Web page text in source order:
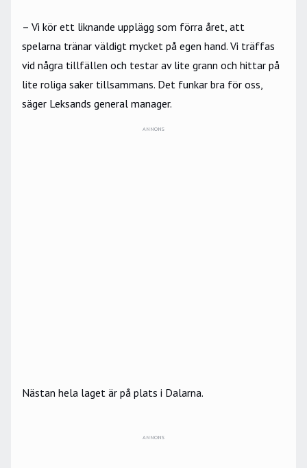
– Vi kör ett liknande upplägg som förra året, att
spelarna tränar väldigt mycket på egen hand. Vi träffas
vid några tillfällen och testar av lite grann och hittar på
lite roliga saker tillsammans. Det funkar bra för oss,
säger Leksands general manager.
ANNONS
Nästan hela laget är på plats i Dalarna.
ANNONS